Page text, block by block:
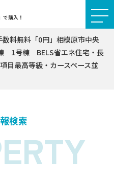
で購入！
料無料「0円」相模原市中央
1号棟 BELS省エネ住宅・長
目最高等級・カースペース並
検索